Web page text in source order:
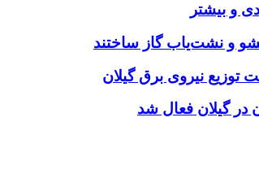
و بیشتر
و نشت‌یاب گاز ساختند
نیروی برق گیلان